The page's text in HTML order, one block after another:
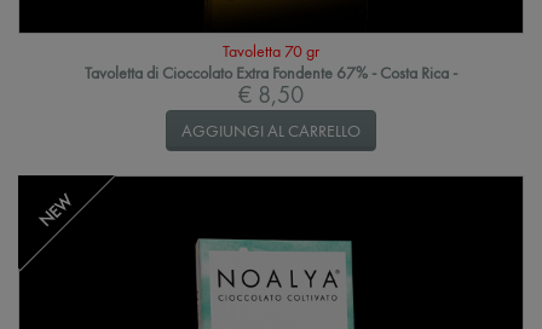
Tavoletta 70 gr
Tavoletta di Cioccolato Extra Fondente 67% - Costa Rica -
€ 8,50
AGGIUNGI AL CARRELLO
NEW